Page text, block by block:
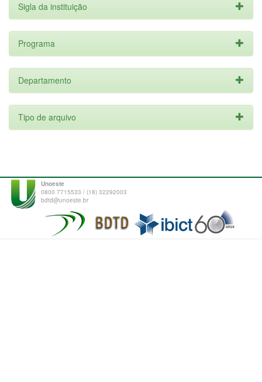
Sigla da instituição
Programa
Departamento
Tipo de arquivo
Unoeste
0800 7715533 / (18) 32292003
bdtd@unoeste.br